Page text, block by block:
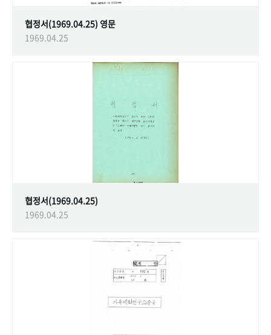
협정서(1969.04.25) 영문
1969.04.25
협정서(1969.04.25)
1969.04.25